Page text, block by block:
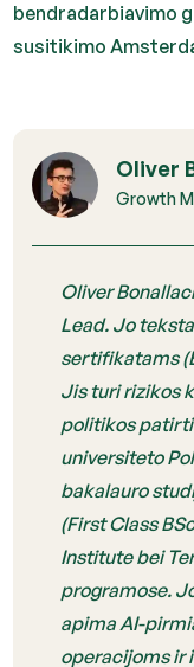
bendradarbiavimo
susitikimo
Oliver
Growth
Oliver
Lead. Jo
sertifikatams
Jis turi rizikos
politikos
universiteto
bakalauro
(First Class
Institute bei
programose.
apima AI-
operacijoms ir